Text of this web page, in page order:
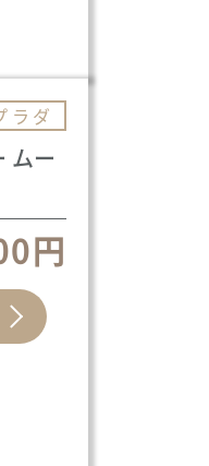
ラダ
ムー
円